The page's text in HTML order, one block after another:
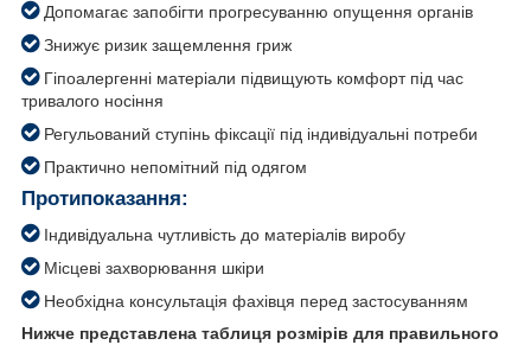
Допомагає запобігти прогресуванню опущення органів
Знижує ризик защемлення гриж
Гіпоалергенні матеріали підвищують комфорт під час
тривалого носіння
Регульований ступінь фіксації під індивідуальні потреби
Практично непомітний під одягом
Протипоказання:
Індивідуальна чутливість до матеріалів виробу
Місцеві захворювання шкіри
Необхідна консультація фахівця перед застосуванням
Нижче представлена таблиця розмірів для правильного